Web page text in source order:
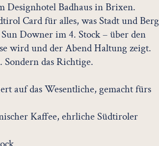
Designhotel Badhaus in Brixen.
Card für alles, was Stadt und Berg
Downer im 4. Stock – über den
wird und der Abend Haltung zeigt.
das Richtige.
auf das Wesentliche, gemacht fürs
Kaffee, ehrliche Südtiroler